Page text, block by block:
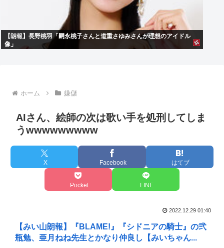
【朗報】長野桃羽「嗣永桃子さんと道重さゆみさんが理想のアイドル
像」
ホーム 嫌儲
AIさん、絵師の次は歌い手を処刑してしま
うwwwwwwwww
X Facebook はてブ
Pocket LINE
2022.12.29 01:40
【みい山朗報】『BLAME!』『シドニアの騎士』の弐
瓶勉、亜月ねね先生とかなり仲良し【みいちゃん...